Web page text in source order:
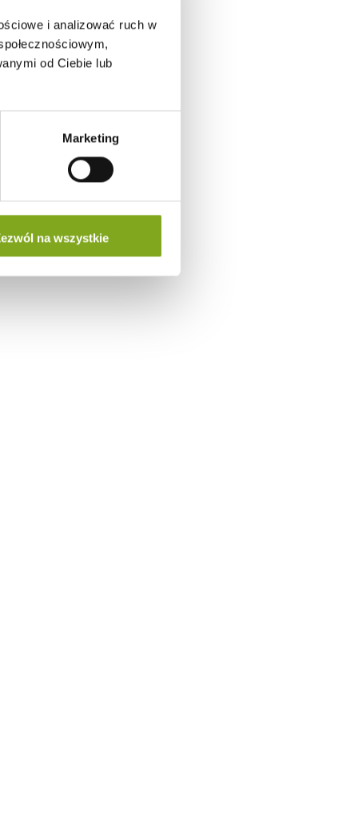
i analizować ruch w
od Ciebie lub
Marketing
na wszystkie